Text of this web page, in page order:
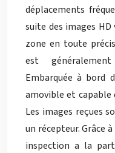
déplacements
suite des images
zone en toute
est
Embarquée à
amovible et capable
Les images reçues
un récepteur. Grâce
inspection a la